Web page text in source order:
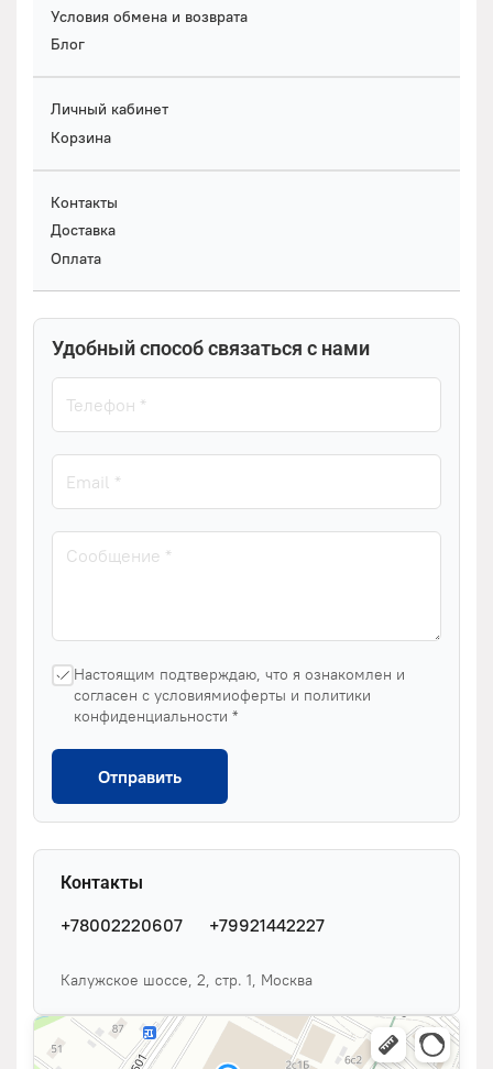
Условия обмена и возврата
Блог
Личный кабинет
Корзина
Контакты
Доставка
Оплата
Удобный способ связаться с нами
Настоящим подтверждаю, что я ознакомлен и
согласен с условиямиоферты и политики
конфиденциальности *
Отправить
Контакты
+78002220607 +79921442227
Калужское шоссе, 2, стр. 1, Москва